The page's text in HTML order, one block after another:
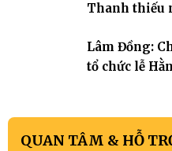
Thanh thiếu
Lâm Đồng:
tổ chức lễ
QUAN TÂM & HỖ